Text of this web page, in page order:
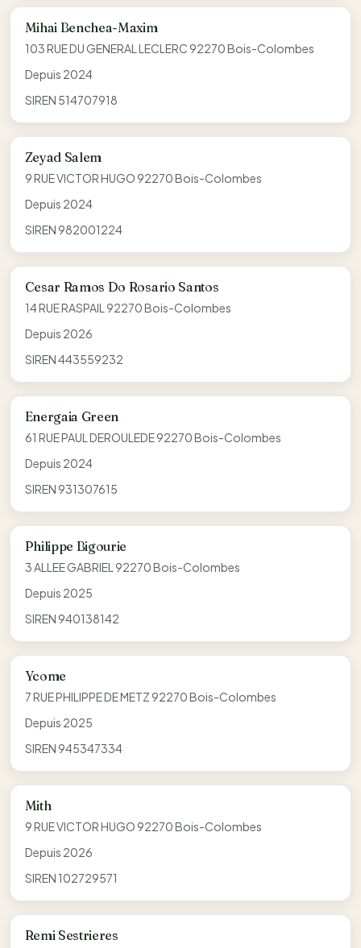
Mihai Benchea-Maxim
103 RUE DU GENERAL LECLERC 92270 Bois-Colombes
Depuis 2024
SIREN 514707918
Zeyad Salem
9 RUE VICTOR HUGO 92270 Bois-Colombes
Depuis 2024
SIREN 982001224
Cesar Ramos Do Rosario Santos
14 RUE RASPAIL 92270 Bois-Colombes
Depuis 2026
SIREN 443559232
Energaia Green
61 RUE PAUL DEROULEDE 92270 Bois-Colombes
Depuis 2024
SIREN 931307615
Philippe Bigourie
3 ALLEE GABRIEL 92270 Bois-Colombes
Depuis 2025
SIREN 940138142
Ycome
7 RUE PHILIPPE DE METZ 92270 Bois-Colombes
Depuis 2025
SIREN 945347334
Mith
9 RUE VICTOR HUGO 92270 Bois-Colombes
Depuis 2026
SIREN 102729571
Remi Sestrieres